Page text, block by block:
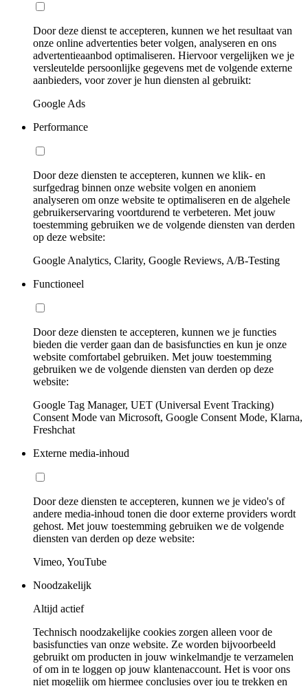
Door deze dienst te accepteren, kunnen we het resultaat van
onze online advertenties beter volgen, analyseren en ons
advertentieaanbod optimaliseren. Hiervoor vergelijken we je
versleutelde persoonlijke gegevens met de volgende externe
aanbieders, voor zover je hun diensten al gebruikt:
Google Ads
Performance
Door deze diensten te accepteren, kunnen we klik- en
surfgedrag binnen onze website volgen en anoniem
analyseren om onze website te optimaliseren en de algehele
gebruikerservaring voortdurend te verbeteren. Met jouw
toestemming gebruiken we de volgende diensten van derden
op deze website:
Google Analytics, Clarity, Google Reviews, A/B-Testing
Functioneel
Door deze diensten te accepteren, kunnen we je functies
bieden die verder gaan dan de basisfuncties en kun je onze
website comfortabel gebruiken. Met jouw toestemming
gebruiken we de volgende diensten van derden op deze
website:
Google Tag Manager, UET (Universal Event Tracking)
Consent Mode van Microsoft, Google Consent Mode, Klarna,
Freshchat
Externe media-inhoud
Door deze diensten te accepteren, kunnen we je video's of
andere media-inhoud tonen die door externe providers wordt
gehost. Met jouw toestemming gebruiken we de volgende
diensten van derden op deze website:
Vimeo, YouTube
Noodzakelijk
Altijd actief
Technisch noodzakelijke cookies zorgen alleen voor de
basisfuncties van onze website. Ze worden bijvoorbeeld
gebruikt om producten in jouw winkelmandje te verzamelen
of om in te loggen op jouw klantenaccount. Het is voor ons
niet mogelijk om hiermee conclusies over jou te trekken en